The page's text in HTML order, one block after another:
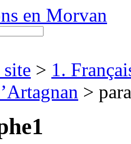
en Morvan
> 1.
>